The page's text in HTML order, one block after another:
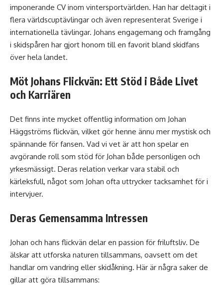
imponerande CV inom vintersportvärlden. Han har deltagit i
flera världscuptävlingar och även representerat Sverige i
internationella tävlingar. Johans engagemang och framgång
i skidspåren har gjort honom till en favorit bland skidfans
över hela landet.
Möt Johans Flickvän: Ett Stöd i Både Livet
och Karriären
Det finns inte mycket offentlig information om Johan
Häggströms flickvän, vilket gör henne ännu mer mystisk och
spännande för fansen. Vad vi vet är att hon spelar en
avgörande roll som stöd för Johan både personligen och
yrkesmässigt. Deras relation verkar vara stabil och
kärleksfull, något som Johan ofta uttrycker tacksamhet för i
intervjuer.
Deras Gemensamma Intressen
Johan och hans flickvän delar en passion för friluftsliv. De
älskar att utforska naturen tillsammans, oavsett om det
handlar om vandring eller skidåkning. Här är några saker de
gillar att göra tillsammans: